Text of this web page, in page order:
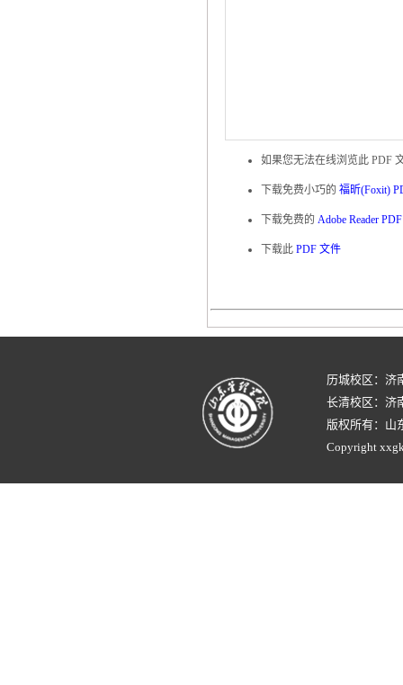
如果您无法在线浏览此 PDF
下载免费小巧的 福昕(Foxit)
下载免费的 Adobe Reader
下载此 PDF 文件
历城校区：
长清校区：
版权所有：山
Copyright